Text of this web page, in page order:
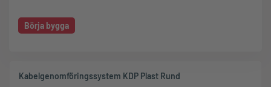
Börja bygga
Kabelgenomföringssystem KDP Plast Rund